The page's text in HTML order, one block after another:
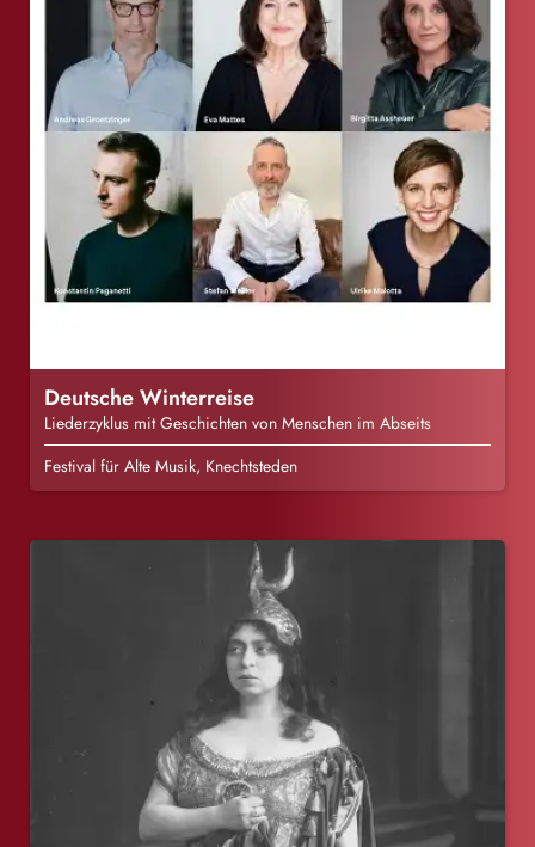
Deutsche Winterreise
Liederzyklus mit Geschichten von Menschen im Abseits
Festival für Alte Musik, Knechtsteden